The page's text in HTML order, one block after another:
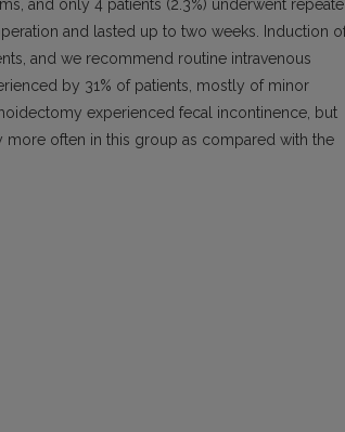
and only 4 patients (2.3%) underwent
and lasted up to two weeks. Induction
and we recommend routine intravenous
by 31% of patients, mostly of minor
experienced fecal incontinence, but
often in this group as compared with the